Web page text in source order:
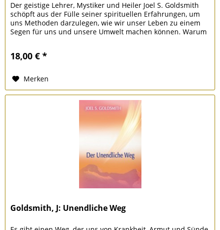
Der geistige Lehrer, Mystiker und Heiler Joel S. Goldsmith
schöpft aus der Fülle seiner spirituellen Erfahrungen, um
uns Methoden darzulegen, wie wir unser Leben zu einem
Segen für uns und unsere Umwelt machen können. Warum
18,00 € *
Merken
Goldsmith, J: Unendliche Weg